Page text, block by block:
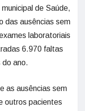
de Saúde,
das ausências sem
laboratoriais
6.970 faltas
do ano.
as ausências sem
outros pacientes